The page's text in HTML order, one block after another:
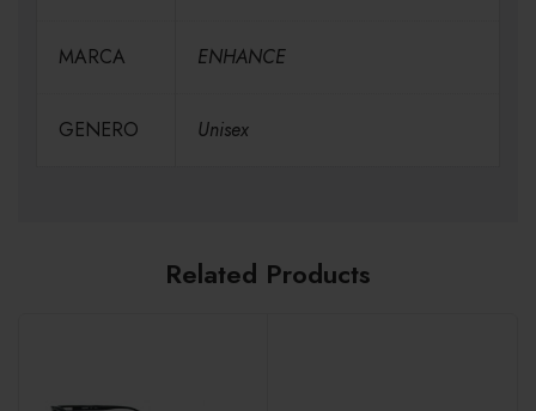
MARCA ENHANCE
GENERO Unisex
Related Products